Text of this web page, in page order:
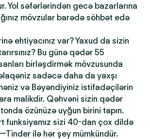
Yol səfərlərindən gecə bazarlarına
mövzular barədə söhbət edə
ehtiyacınız var? Yaxud da sizin
Bu günə qədər 55
birləşdirmək mövzusunda
sadəcə daha da yaxşı
və Bəyəndiyiniz istifadəçilərin
malikdir. Qəhvəni sizin qədər
özünüzə uyğun birini tapın.
funksiyamız sizi 40-dan çox dildə
ilə hər şey mümkündür.